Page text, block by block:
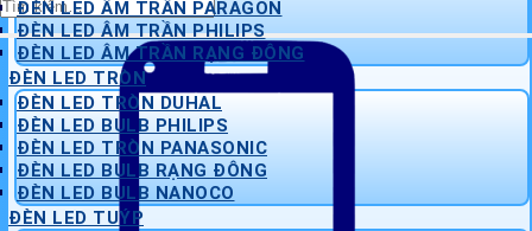
kiếm:
ĐÈN LED ÂM TRẦN PARAGON
ĐÈN LED ÂM TRẦN PHILIPS
ĐÈN LED ÂM TRẦN RẠNG ĐÔNG
ĐÈN LED TRÒN
ĐÈN LED TRÒN DUHAL
ĐÈN LED BULB PHILIPS
ĐÈN LED TRÒN PANASONIC
ĐÈN LED BULB RẠNG ĐÔNG
ĐÈN LED BULB NANOCO
ĐÈN LED TUÝP